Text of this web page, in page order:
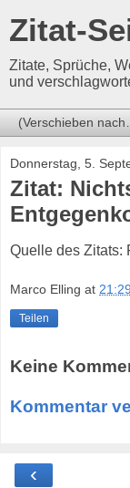
Zitat-
Zitate, Sprüche,
und
Donnerstag, 5.
Zitat:
Quelle des Zitats:
Marco Elling at 21:29
Teilen
Keine
Kommentar
‹